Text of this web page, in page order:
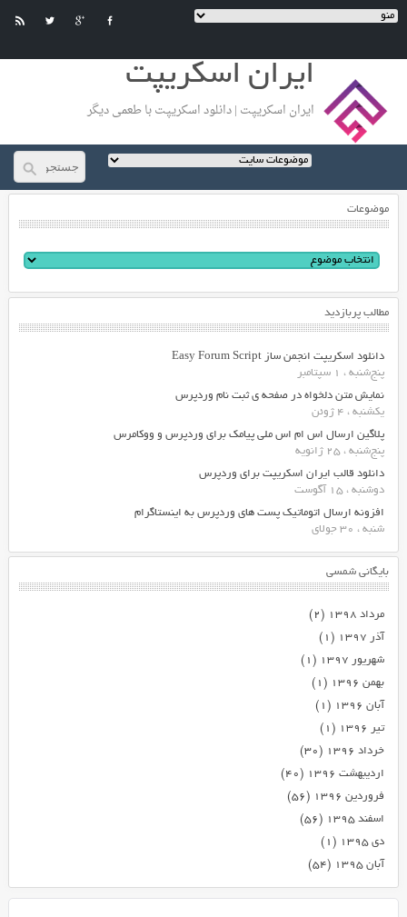
ایران اسکریپت
ایران اسکریپت | دانلود اسکریپت با طعمی دیگر
موضوعات
مطالب پربازدید
دانلود اسکریپت انجمن ساز Easy Forum Script
پنج‌شنبه ، 1 سپتامبر
نمایش متن دلخواه در صفحه ی ثبت نام وردپرس
یکشنبه ، 4 ژوئن
پلاگین ارسال اس ام اس ملی پیامک برای وردپرس و ووکامرس
پنج‌شنبه ، 25 ژانویه
دانلود قالب ایران اسکریپت برای وردپرس
دوشنبه ، 15 آگوست
افزونه ارسال اتوماتیک پست های وردپرس به اینستاگرام
شنبه ، 30 جولای
بایگانی شمسی
مرداد ۱۳۹۸
(۲)
آذر ۱۳۹۷
(۱)
شهریور ۱۳۹۷
(۱)
بهمن ۱۳۹۶
(۱)
آبان ۱۳۹۶
(۱)
تیر ۱۳۹۶
(۱)
خرداد ۱۳۹۶
(۳۰)
اردیبهشت ۱۳۹۶
(۴۰)
فروردین ۱۳۹۶
(۵۶)
اسفند ۱۳۹۵
(۵۶)
دی ۱۳۹۵
(۱)
آبان ۱۳۹۵
(۵۴)